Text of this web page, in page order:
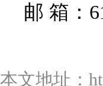
邮 箱：
本文地址：